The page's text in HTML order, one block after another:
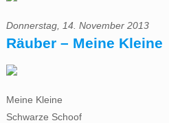
Donnerstag, 14. November 2013
Räuber – Meine Kleine
Meine Kleine
Schwarze Schoof